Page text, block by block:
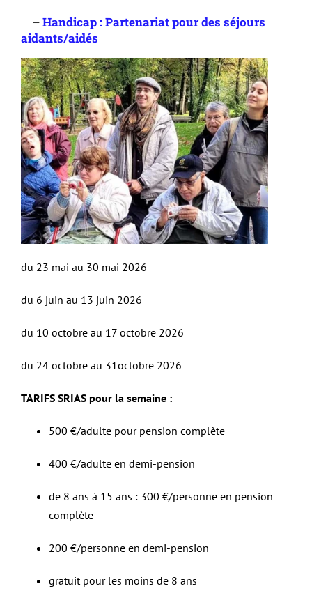
–Handicap : Partenariat pour des séjours
aidants/aidés
du 23 mai au 30 mai 2026
du 6 juin au 13 juin 2026
du 10 octobre au 17 octobre 2026
du 24 octobre au 31octobre 2026
TARIFS SRIAS pour la semaine :
500 €/adulte pour pension complète
400 €/adulte en demi-pension
de 8 ans à 15 ans : 300 €/personne en pension
complète
200 €/personne en demi-pension
gratuit pour les moins de 8 ans